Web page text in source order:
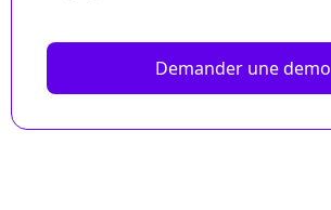
Demander une demo